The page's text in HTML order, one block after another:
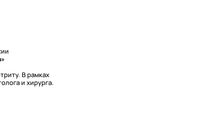
В рамках
и хирурга.